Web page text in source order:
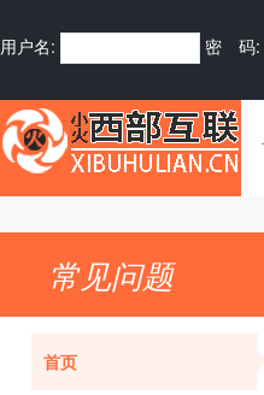
用户名: 密 码:
常见问题
首页